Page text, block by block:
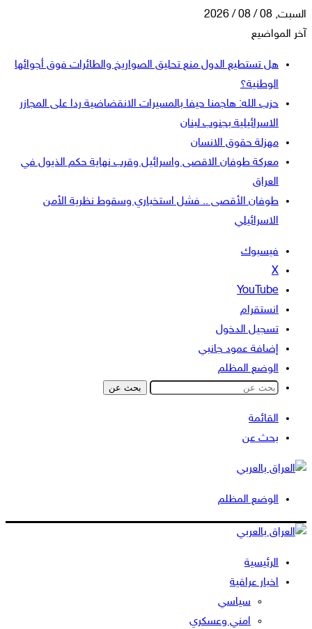
السبت, 08 / 08 / 2026
آخر المواضيع
هل تستطيع الدول منع تحليق الصواريخ والطائرات فوق أجوائها
الوطنية؟
حزب الله: هاجمنا حيفا بالمسيرات الانقضاضية ردا على المجازر
الاسرائيلية بجنوب لبنان
مهزلة حقوق الانسان
معركة طوفان الاقصى واسرائيل وقرب نهاية حكم الذيول في
العراق
طوفان الأقصى .. فشل استخباري وسقوط نظرية الأمن
الاسرائيلي
فيسبوك
‫X
‫YouTube
انستقرام
تسجيل الدخول
إضافة عمود جانبي
الوضع المظلم
بحث عن
القائمة
بحث عن
الوضع المظلم
الرئيسية
اخبار عراقية
سياسي
امني وعسكري